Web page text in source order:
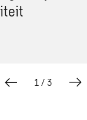
1 / 3